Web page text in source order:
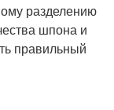
разделению
шпона и
правильный